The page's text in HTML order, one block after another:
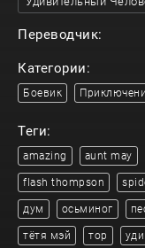
Переводчик:
Категории:
Боевик
Теги:
amazing aunt may
flash thompson
дум осьминог
тётя мэй тор